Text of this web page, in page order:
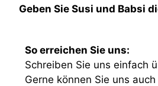
Geben Sie Susi und Babsi
So erreichen Sie uns:
Schreiben Sie uns einfach
Gerne können Sie uns